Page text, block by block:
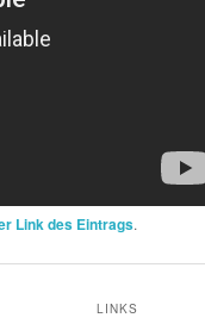
Link des Eintrags.
LINKS